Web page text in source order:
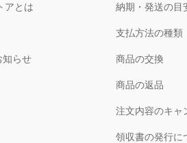
アとは
知らせ
納期・発送の目
支払方法の種類
商品の交換
商品の返品
注文内容のキャ
領収書の発行に